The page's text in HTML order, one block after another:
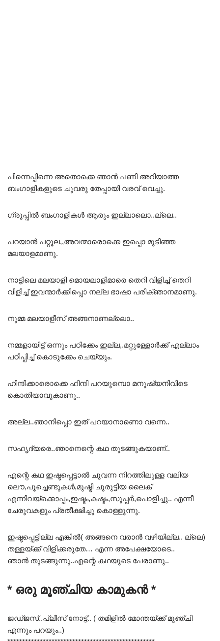
പിന്നെപ്പിന്നെ അതൊക്കെ ഞാൻ പണി അറിയാത്ത
ബംഗാളികളുടെ ചുവരു തേപ്പായി വരവ് വെച്ചു.
ഗ്രൂപ്പിൽ ബംഗാളികൾ ആരും ഇല്ലാലൊ..ല്ലെ..
പറയാൻ പറ്റൂല,,അവന്മാരൊക്കെ ഇപ്പൊ മുടിഞ്ഞ
മലയാളമാണു.
നാട്ടിലെ മലയാളി മൊയലാളിമാരെ തെറി വിളിച്ച് തെറി
വിളിച്ച് ഇവന്മാർക്കിപ്പൊ നല്ല ഭാഷാ പരിക്ഞാനമാണു.
നുമ്മ മലയാളീസ് അങ്ങനാണല്ലൊ..
നമ്മളായിട്ട് ഒന്നും പഠിക്കേം ഇല്ല,.മറ്റുള്ളോർക്ക് എല്ലാം
പഠിപ്പിച്ച് കൊടുക്കേം ചെയ്യും.
ഹിന്ദിക്കാരൊക്കെ ഹിന്ദി പറയുമ്പൊ മനുഷ്യനിവിടെ
കൊതിയാവുകാണു..
അല്ല..ഞാനിപ്പൊ ഇത് പറയാനാണൊ വന്നെ..
സഹൃദ്യരെ..ഞാനെന്റെ കഥ തുടങ്ങുകയാണ്..
എന്റെ കഥ ഇഷ്ടപ്പെട്ടാൽ ചുവന്ന നിറത്തിലുള്ള വലിയ
ലൌ,പൂച്ചെണ്ടുകൾ,മുഷ്ടി ചുരുട്ടിയ ലൈക്
എന്നിവയ്ക്കൊപ്പം,ഇഷ്ടം,കഷ്ടം,സൂപ്പർ,പൊളിച്ചു.. എന്നീ
ചേരുവകളും പ്രതീക്ഷിച്ചു കൊള്ളുന്നു.
ഇഷ്ടപ്പെട്ടില്ല എങ്കിൽ( അങ്ങനെ വരാൻ വഴിയില്ല.. ല്ലെ)
തള്ളയ്ക്ക് വിളിക്കരുതേ… എന്ന അപേക്ഷയോടെ..
ഞാൻ തുടങ്ങുന്നു..എന്റെ കഥയുടെ പേരാണു..
* ഒരു മൂഞ്ചിയ കാമുകൻ *
ജഡ്ജസ്..പ്ലീസ് നോട്ട്.. ( തമിളിൽ മോന്തയ്ക്ക് മൂഞ്ചി
എന്നും പറയും..)